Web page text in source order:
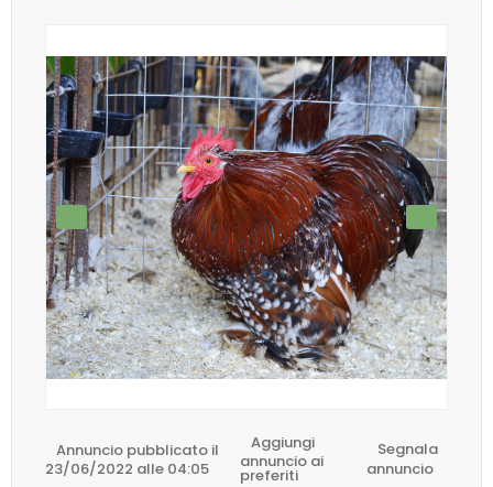
Annuncio pubblicato il
23/06/2022 alle 04:05
Aggiungi
annuncio ai
preferiti
Segnala
annuncio